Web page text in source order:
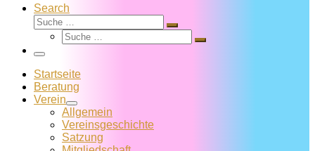
Search
Suche
Suche
Suche
Suche
Menü
Startseite
Beratung
Verein
Allgemein
Vereins­geschichte
Satzung